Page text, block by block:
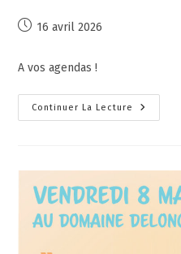
16 avril 2026
A vos agendas !
Continuer La Lecture